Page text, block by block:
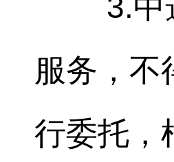
服务，不
行委托，